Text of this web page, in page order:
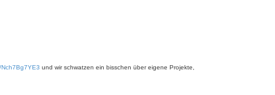
und wir schwatzen ein bisschen über eigene Projekte,